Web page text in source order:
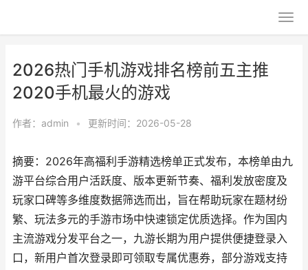
2026热门手机游戏排名榜前五主推
2020手机最火的游戏
作者： admin • 更新时间：2026-05-28
摘要：2026年高福利手游精选榜单正式发布，本榜单由九
游平台综合用户活跃度、版本更新节奏、福利发放密度及
玩家口碑等多维度数据筛选而出，旨在帮助玩家在题材纷
繁、玩法多元的手游市场中快速锁定优质选择。作为国内
主流游戏分发平台之一，九游长期为用户提供便捷登录入
口，新用户首次登录即可领取专属优惠券，部分游戏支持